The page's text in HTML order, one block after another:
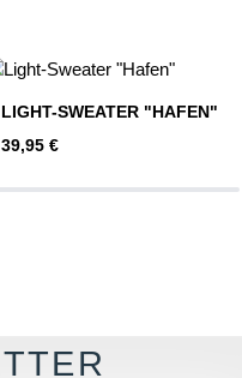
LIGHT-SWEATER "HAFEN"
Regulärer Preis:
39,95 €